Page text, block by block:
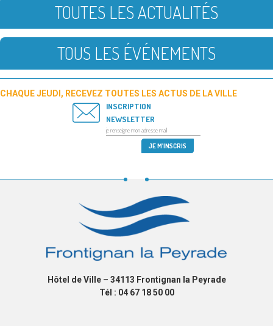
TOUTES LES ACTUALITÉS
TOUS LES ÉVÉNEMENTS
CHAQUE JEUDI, RECEVEZ TOUTES LES ACTUS DE LA VILLE
INSCRIPTION
NEWSLETTER
Hôtel de Ville – 34113 Frontignan la Peyrade
Tél : 04 67 18 50 00